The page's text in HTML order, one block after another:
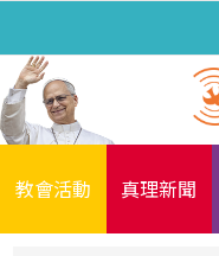
教會活動 真理新聞